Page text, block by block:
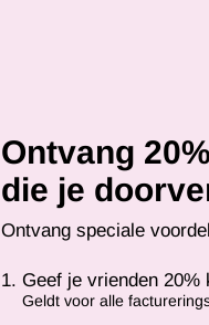
Ontvang
die je
Ontvang speciale
Geef je vrienden 20%
Geldt voor alle